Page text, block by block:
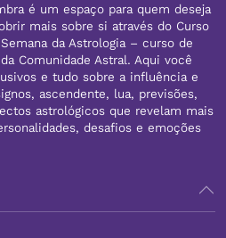
é um espaço para quem deseja
mais sobre si através do Curso
da Astrologia – curso de
Comunidade Astral. Aqui você
e tudo sobre a influência e
ascendente, lua, previsões,
astrológicos que revelam mais
desafios e emoções